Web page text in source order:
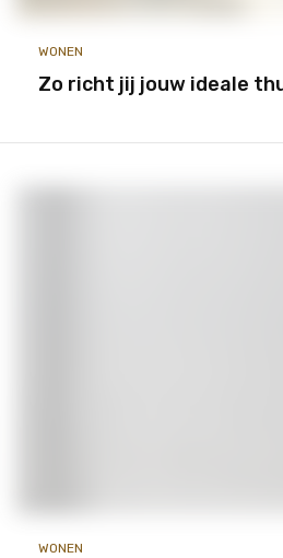
WONEN
Zo richt jij jouw ideale
WONEN